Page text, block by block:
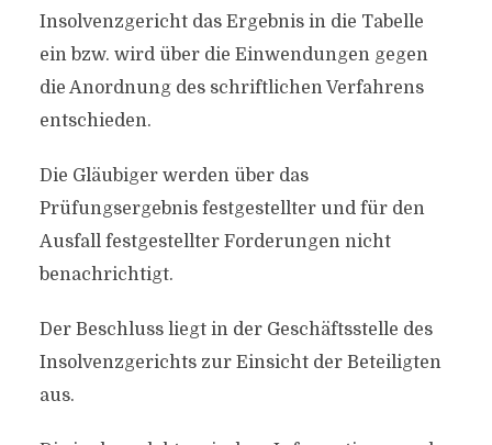
Insolvenzgericht das Ergebnis in die Tabelle
ein bzw. wird über die Einwendungen gegen
die Anordnung des schriftlichen Verfahrens
entschieden.
Die Gläubiger werden über das
Prüfungsergebnis festgestellter und für den
Ausfall festgestellter Forderungen nicht
benachrichtigt.
Der Beschluss liegt in der Geschäftsstelle des
Insolvenzgerichts zur Einsicht der Beteiligten
aus.